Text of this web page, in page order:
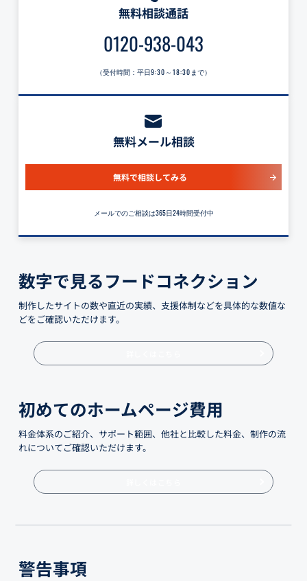
無料相談通話
0120-938-043
（受付時間：平日9:30～18:30 まで）
無料メール相談
無料で相談してみる
メールでのご相談は365日24時間受付中
数字で見るフードコネクション
制作したサイトの数や直近の実績、支援体制などを具体的な数値な
どをご確認いただけます。
初めてのホームページ費用
料金体系のご紹介、サポート範囲、他社と比較した料金、制作の流
れについてご確認いただけます。
警告事項